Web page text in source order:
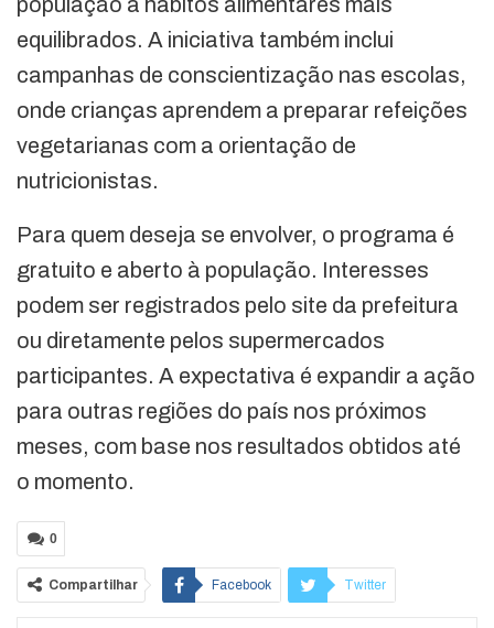
equilibrados. A iniciativa também inclui
campanhas de conscientização nas escolas,
onde crianças aprendem a preparar refeições
vegetarianas com a orientação de
nutricionistas.
Para quem deseja se envolver, o programa é
gratuito e aberto à população. Interesses
podem ser registrados pelo site da prefeitura
ou diretamente pelos supermercados
participantes. A expectativa é expandir a ação
para outras regiões do país nos próximos
meses, com base nos resultados obtidos até
o momento.
0
Compartilhar Facebook Twitter